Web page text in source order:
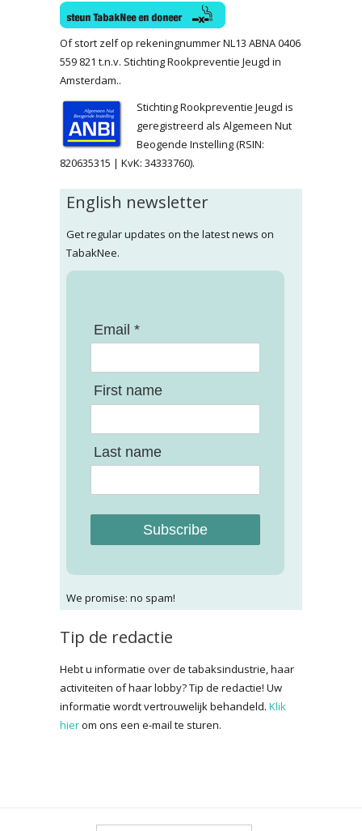
Of stort zelf op rekeningnummer NL13 ABNA 0406
559 821 t.n.v. Stichting Rookpreventie Jeugd in
Amsterdam..
Stichting Rookpreventie Jeugd is
geregistreerd als Algemeen Nut
Beogende Instelling (RSIN:
820635315 | KvK: 34333760).
English newsletter
Get regular updates on the latest news on
TabakNee.
Email *
First name
Last name
Subscribe
We promise: no spam!
Tip de redactie
Hebt u informatie over de tabaksindustrie, haar
activiteiten of haar lobby? Tip de redactie! Uw
informatie wordt vertrouwelijk behandeld. Klik
hierom ons een e-mail te sturen.